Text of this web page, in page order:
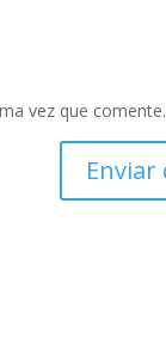
vez que comente.